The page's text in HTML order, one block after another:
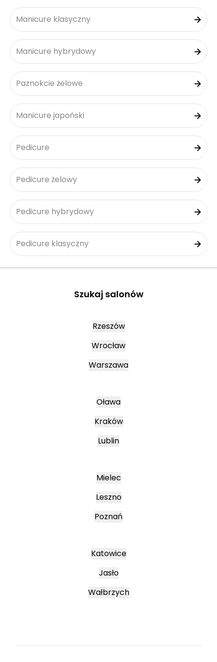
Manicure klasyczny
Manicure hybrydowy
Paznokcie żelowe
Manicure japoński
Pedicure
Pedicure żelowy
Pedicure hybrydowy
Pedicure klasyczny
Szukaj salonów
Rzeszów
Wrocław
Warszawa
Oława
Kraków
Lublin
Mielec
Leszno
Poznań
Katowice
Jasło
Wałbrzych